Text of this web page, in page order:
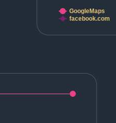
GoogleMaps
facebook.com